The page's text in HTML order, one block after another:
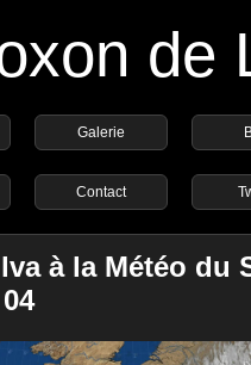
de
Galerie
Contact
à la Météo du